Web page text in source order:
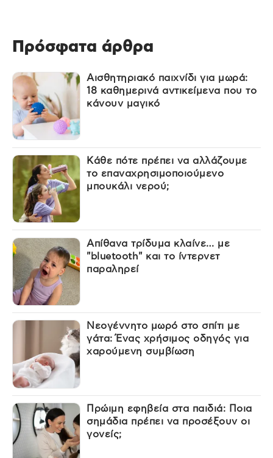
Πρόσφατα άρθρα
Αισθητηριακό παιχνίδι για μωρά:
18 καθημερινά αντικείμενα που το
κάνουν μαγικό
Κάθε πότε πρέπει να αλλάζουμε
το επαναχρησιμοποιούμενο
μπουκάλι νερού;
Απίθανα τρίδυμα κλαίνε… με
"bluetooth" και το ίντερνετ
παραληρεί
Νεογέννητο μωρό στο σπίτι με
γάτα: Ένας χρήσιμος οδηγός για
χαρούμενη συμβίωση
Πρώιμη εφηβεία στα παιδιά: Ποια
σημάδια πρέπει να προσέξουν οι
γονείς;